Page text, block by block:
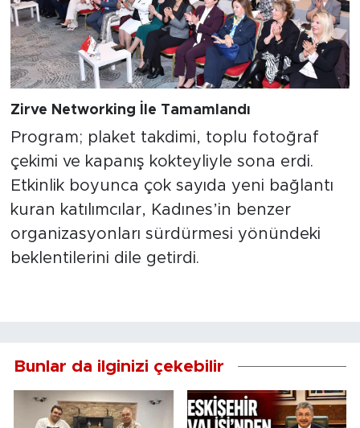
Zirve Networking İle Tamamlandı
Program; plaket takdimi, toplu fotoğraf
çekimi ve kapanış kokteyliyle sona erdi.
Etkinlik boyunca çok sayıda yeni bağlantı
kuran katılımcılar, Kadınes’in benzer
organizasyonları sürdürmesi yönündeki
beklentilerini dile getirdi.
Bunlar da ilginizi çekebilir